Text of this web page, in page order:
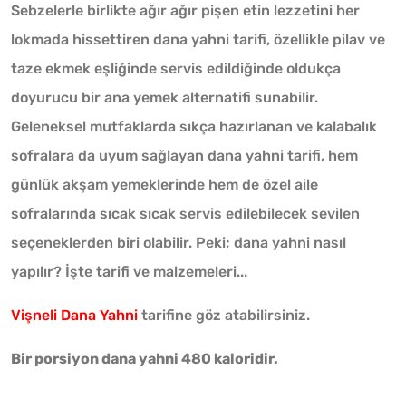
Sebzelerle birlikte ağır ağır pişen etin lezzetini her
lokmada hissettiren dana yahni tarifi, özellikle pilav ve
taze ekmek eşliğinde servis edildiğinde oldukça
doyurucu bir ana yemek alternatifi sunabilir.
Geleneksel mutfaklarda sıkça hazırlanan ve kalabalık
sofralara da uyum sağlayan dana yahni tarifi, hem
günlük akşam yemeklerinde hem de özel aile
sofralarında sıcak sıcak servis edilebilecek sevilen
seçeneklerden biri olabilir. Peki; dana yahni nasıl
yapılır? İşte tarifi ve malzemeleri...
Vişneli Dana Yahni tarifine göz atabilirsiniz.
Bir porsiyon dana yahni 480 kaloridir.